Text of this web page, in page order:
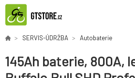
SERVIS-ÚDRŽBA Autobaterie
145Ah baterie, 800A,